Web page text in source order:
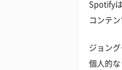
Spotify
コンテン
ジョン
個人的